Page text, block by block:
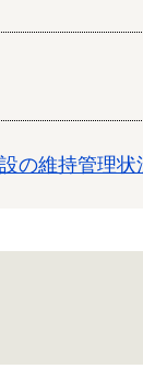
の維持管理状